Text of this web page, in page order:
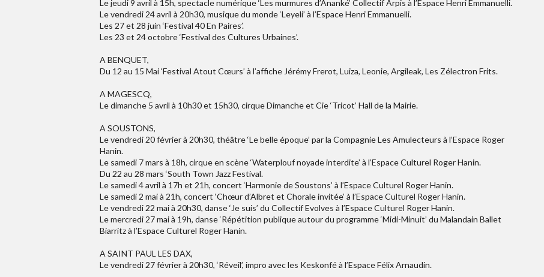
Le jeudi 9 avril à 15h, spectacle numérique ‘Les murmures d’Ananké’ Collectif Arpis à l’Espace Henri Emmanuelli.
Le vendredi 24 avril à 20h30, musique du monde ‘Leyeli’ à l’Espace Henri Emmanuelli.
Les 27 et 28 juin ‘Festival 40 En Paires’.
Les 23 et 24 octobre ‘Festival des Cultures Urbaines’.
A BENQUET,
Du 12 au 15 Mai ‘Festival Atout Cœurs’ à l’affiche Jérémy Frerot, Luiza, Leonie, Argileak, Les Zélectron Frits.
A MAGESCQ,
Le dimanche 5 avril à 10h30 et 15h30, cirque Dimanche et Cie ‘Tricot’ Hall de la Mairie.
A SOUSTONS,
Le vendredi 20 février à 20h30, théâtre ‘Le belle époque’ par la Compagnie Les Amulecteurs à l’Espace Roger
Hanin.
Le samedi 7 mars à 18h, cirque en scène ‘Waterplouf noyade interdite’ à l’Espace Culturel Roger Hanin.
Du 22 au 28 mars ‘South Town Jazz Festival.
Le samedi 4 avril à 17h et 21h, concert ‘Harmonie de Soustons’ à l’Espace Culturel Roger Hanin.
Le samedi 2 mai à 21h, concert ‘Chœur d’Albret et Chorale invitée’ à l’Espace Culturel Roger Hanin.
Le vendredi 22 mai à 20h30, danse ‘Je suis’ du Collectif Evolves à l’Espace Culturel Roger Hanin.
Le mercredi 27 mai à 19h, danse ‘Répétition publique autour du programme ‘Midi-Minuit’ du Malandain Ballet
Biarritz à l’Espace Culturel Roger Hanin.
A SAINT PAUL LES DAX,
Le vendredi 27 février à 20h30, ‘Réveil’, impro avec les Keskonfé à l’Espace Félix Arnaudin.